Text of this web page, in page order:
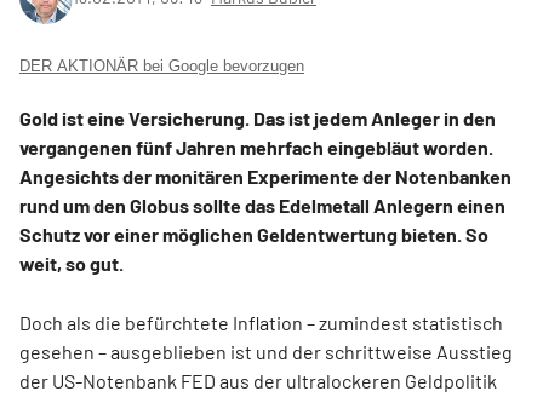
DER AKTIONÄR bei Google bevorzugen
Gold ist eine Versicherung. Das ist jedem Anleger in den
vergangenen fünf Jahren mehrfach eingebläut worden.
Angesichts der monitären Experimente der Notenbanken
rund um den Globus sollte das Edelmetall Anlegern einen
Schutz vor einer möglichen Geldentwertung bieten. So
weit, so gut.
Doch als die befürchtete Inflation – zumindest statistisch
gesehen – ausgeblieben ist und der schrittweise Ausstieg
der US-Notenbank FED aus der ultralockeren Geldpolitik